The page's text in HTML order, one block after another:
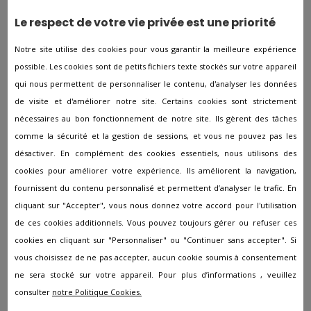
respectées.
Les embellissements funéraires
Pour compléter leurs prestations, les pompes funèbres
disposent aussi d'une grande diversité de pierres
tombales à Déols. Vous bénéficierez de précieux conseils
de la part des pompes funèbres afin que vous
sélectionniez le bon monument. Les catalogues changent
constamment et il est également possible de demander
des monuments personnalisés à Déols.
Suivi et relationnel
Obtenez une assistance sans faille de la part des
employés funéraires à Déols qui placent les relations
humaines au cœur de leur activité. Les employés veilleront
Le respect de votre vie privée est une priorité
Notre site utilise des cookies pour vous garantir la meilleure expérience
possible. Les cookies sont de petits fichiers texte stockés sur votre appareil
qui nous permettent de personnaliser le contenu, d'analyser les données
de visite et d'améliorer notre site. Certains cookies sont strictement
nécessaires au bon fonctionnement de notre site. Ils gèrent des tâches
comme la sécurité et la gestion de sessions, et vous ne pouvez pas les
désactiver. En complément des cookies essentiels, nous utilisons des
cookies pour améliorer votre expérience. Ils améliorent la navigation,
fournissent du contenu personnalisé et permettent d’analyser le trafic. En
cliquant sur "Accepter", vous nous donnez votre accord pour l'utilisation
de ces cookies additionnels. Vous pouvez toujours gérer ou refuser ces
cookies en cliquant sur "Personnaliser" ou "Continuer sans accepter". Si
vous choisissez de ne pas accepter, aucun cookie soumis à consentement
ne sera stocké sur votre appareil. Pour plus d’informations , veuillez
consulter notre Politique Cookies.